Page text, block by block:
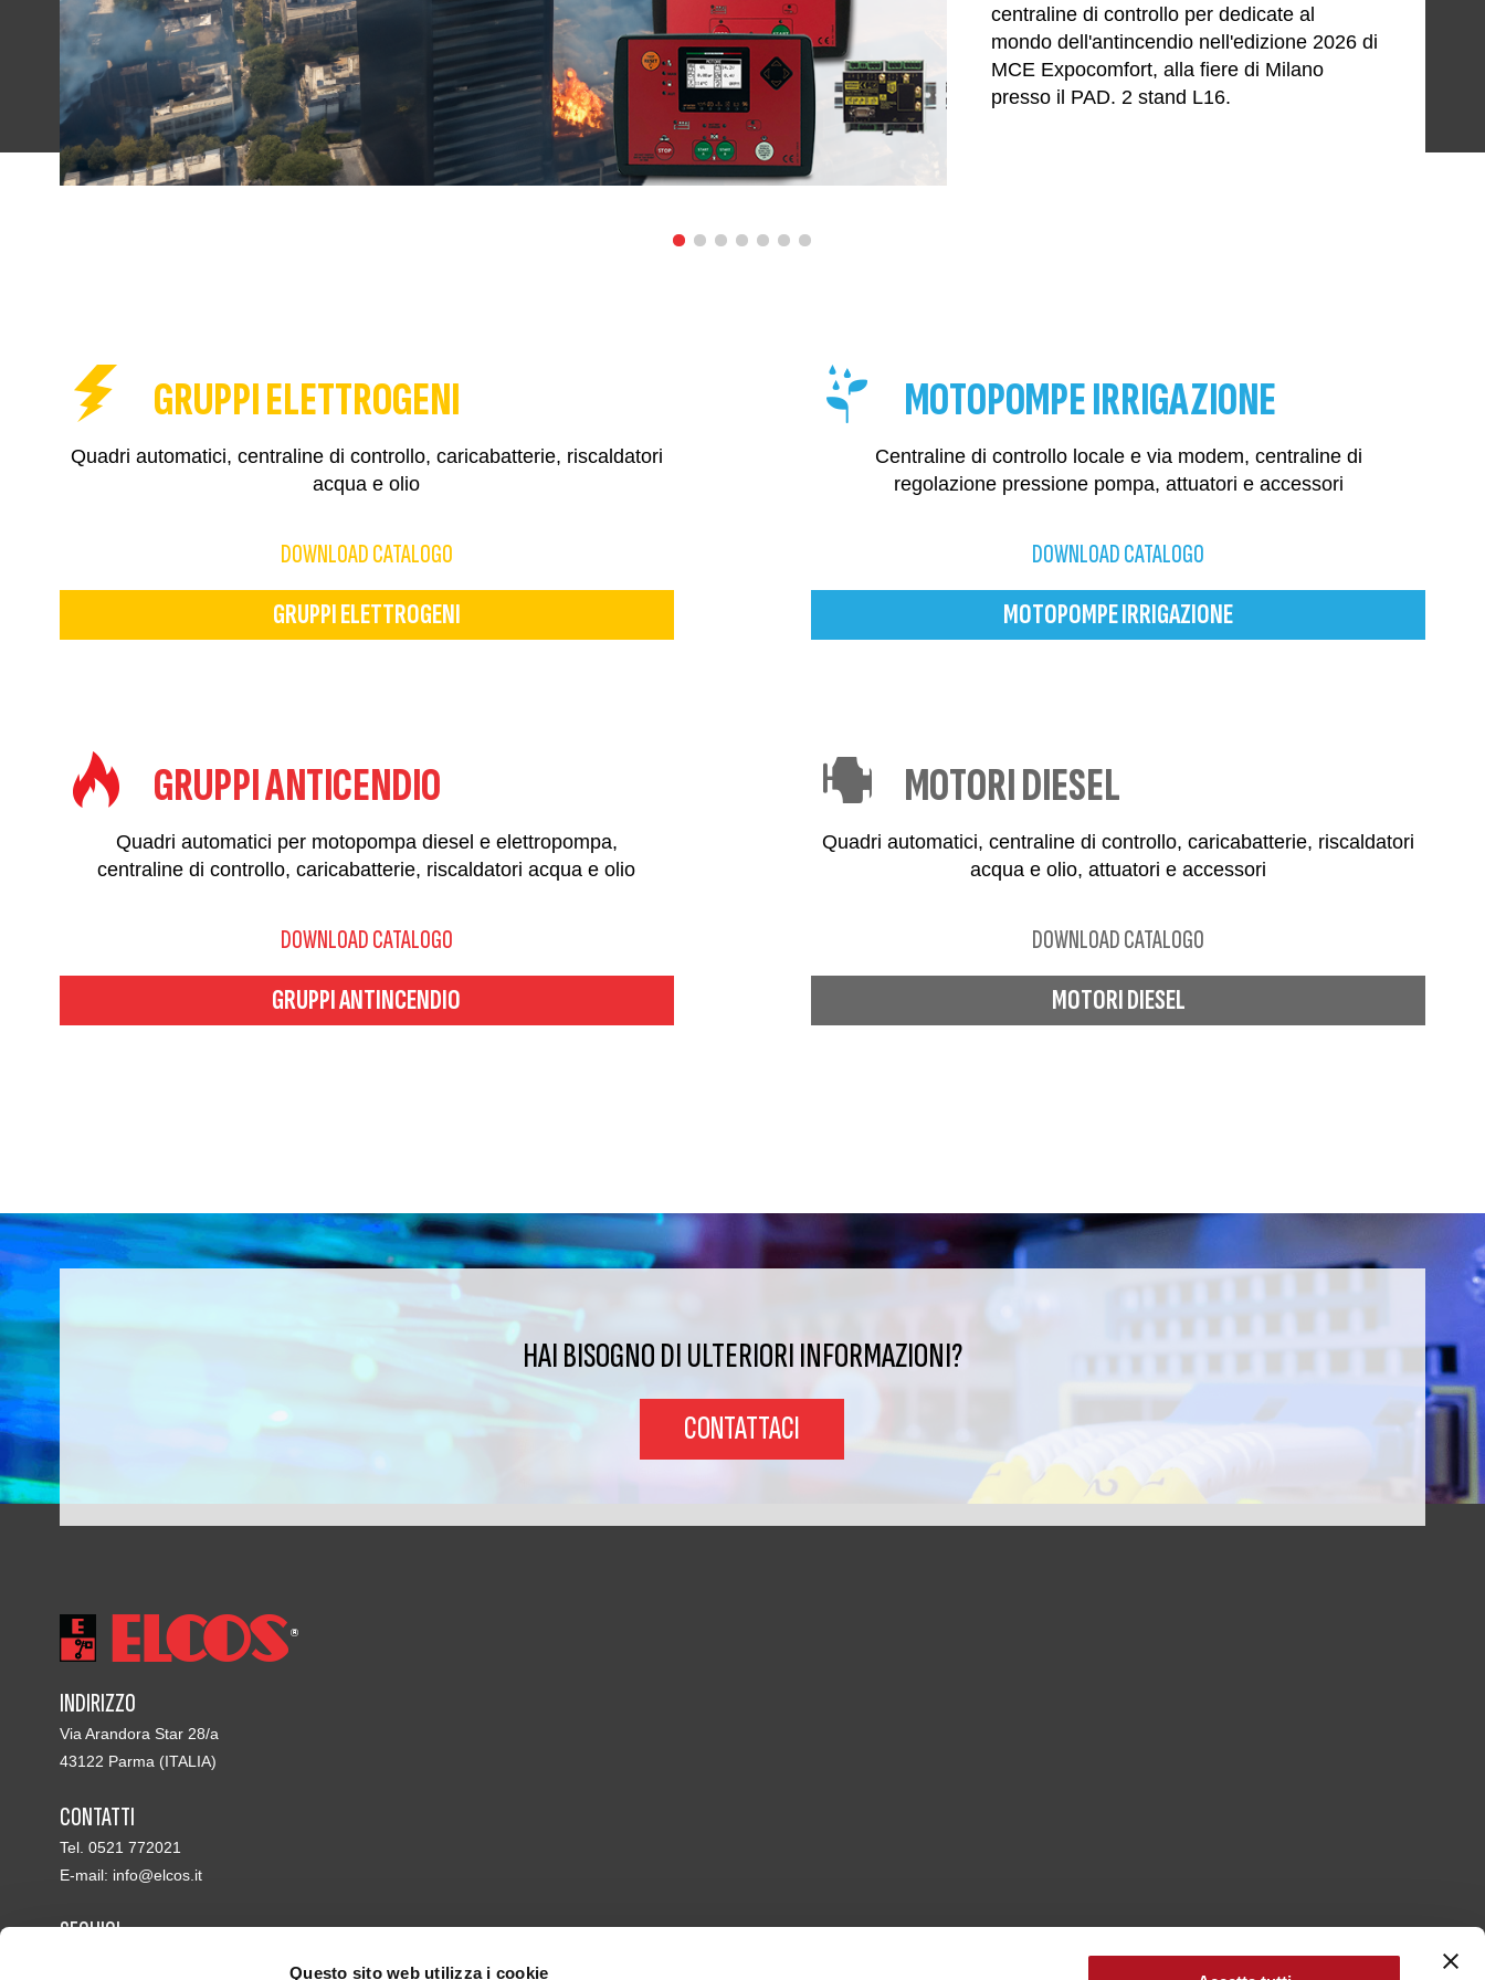
Questo sito web utilizza i cookie
centraline di controllo per dedicate al
mondo dell'antincendio nell'edizione 2026 di
MCE Expocomfort, alla fiere di Milano
presso il PAD. 2 stand L16.
GRUPPI ELETTROGENI
Quadri automatici, centraline di controllo, caricabatterie, riscaldatori
acqua e olio
DOWNLOAD CATALOGO
GRUPPI ELETTROGENI
MOTOPOMPE IRRIGAZIONE
Centraline di controllo locale e via modem, centraline di
regolazione pressione pompa, attuatori e accessori
DOWNLOAD CATALOGO
MOTOPOMPE IRRIGAZIONE
GRUPPI ANTICENDIO
Quadri automatici per motopompa diesel e elettropompa,
centraline di controllo, caricabatterie, riscaldatori acqua e olio
DOWNLOAD CATALOGO
GRUPPI ANTINCENDIO
MOTORI DIESEL
Quadri automatici, centraline di controllo, caricabatterie, riscaldatori
acqua e olio, attuatori e accessori
DOWNLOAD CATALOGO
MOTORI DIESEL
HAI BISOGNO DI ULTERIORI INFORMAZIONI?
CONTATTACI
INDIRIZZO
Via Arandora Star 28/a
43122 Parma (ITALIA)
CONTATTI
Tel. 0521 772021
E-mail: info@elcos.it
SEGUICI